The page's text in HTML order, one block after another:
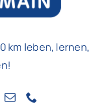
km leben, lernen,